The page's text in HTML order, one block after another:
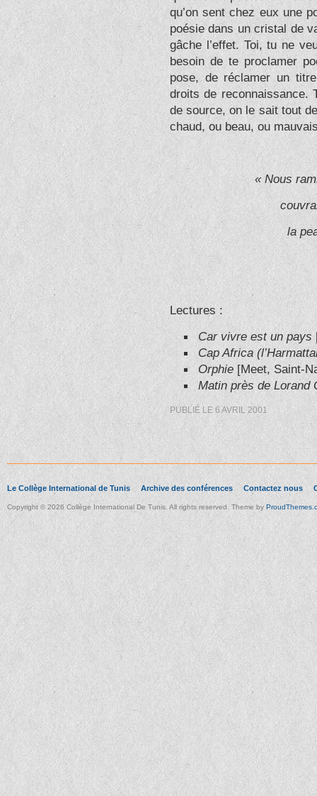
qu’on sent chez eux une
poésie dans un cristal de
gâche l’effet. Toi, tu ne
besoin de te proclamer
pose, de réclamer un
droits de reconnaissance.
de source, on le sait tout
chaud, ou beau, ou
« Nous
la
Lectures :
Car vivre est un pays
Cap Africa
Orphie [Meet, Saint-
Matin près de Lorand
PUBLIÉ LE 6 AVRIL 2001
Le Collège International de Tunis Archive des conférences Contactez nous
Copyright © 2026 Collège International De Tunis. All rights reserved. Theme by